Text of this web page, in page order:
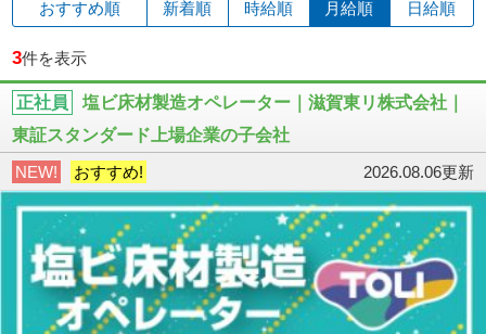
おすすめ順 新着順 時給順 月給順 日給順
3件を表示
正社員
塩ビ床材製造オペレーター｜滋賀東リ株式会社｜
東証スタンダード上場企業の子会社
NEW!
おすすめ! 2026.08.06更新